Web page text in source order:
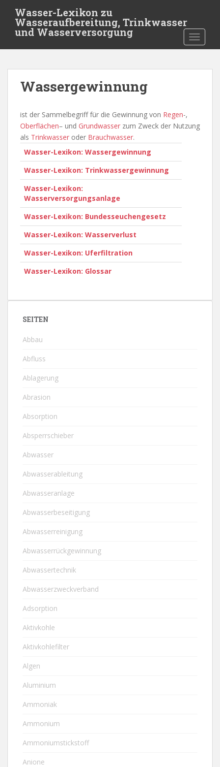
t
Wasser-Lexikon zu
Wasseraufbereitung, Trinkwasser
und Wasserversorgung
Wassergewinnung
ist der Sammelbegriff für die Gewinnung von Regen-,
Oberflächen– und Grundwasser zum Zweck der Nutzung
als Trinkwasser oder Brauchwasser.
Wasser-Lexikon: Wassergewinnung
Wasser-Lexikon: Trinkwassergewinnung
Wasser-Lexikon:
Wasserversorgungsanlage
Wasser-Lexikon: Bundesseuchengesetz
Wasser-Lexikon: Wasserverlust
Wasser-Lexikon: Uferfiltration
Wasser-Lexikon: Glossar
SEITEN
Abbau
Abfluss
Ablagerung
Abrasion
Absorption
Absperrschieber
Abwasser
Abwasserableitung
Abwasseranlage
Abwasserbeseitigung
Abwasserreinigung
Abwasserrückgewinnung
Abwassertechnik
Abwasserzweckverband
Adsorption
Aktivkohle
Aktivkohlefilter
Algen
Aluminium
Ammoniak
Ammonium
Ammoniumstickstoff
Anione